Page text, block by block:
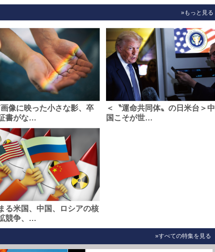
»もっと見る
像に映った小さな影、卒
書がな…
＜〝運命共同体〟の日米台＞中
国こそが世…
る米国、中国、ロシアの核
競争、…
»すべての特集を見る